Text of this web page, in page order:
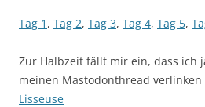
Tag 1 , Tag 2, Tag 3, Tag 4, Tag 5,
Zur Halbzeit fällt mir ein, dass ich
meinen Mastodonthread verlinken
Lisseuse